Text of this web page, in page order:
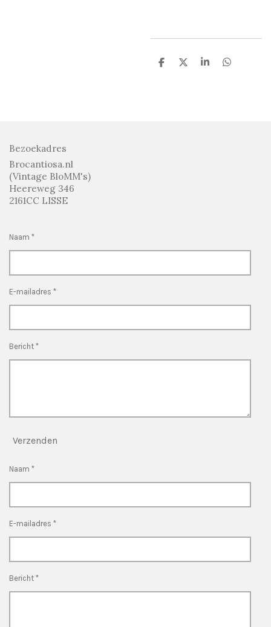
D
D
S
D
Bezoekadres
Brocantiosa.nl
(Vintage BloMM's)
Heereweg 346
2161CC LISSE
Naam *
E-mailadres *
Bericht *
Verzenden
Naam *
E-mailadres *
Bericht *